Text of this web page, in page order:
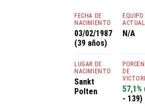
FECHA DE
NACIMIENTO
03/02/1987
(39 años)
LUGAR DE
NACIMIENTO
Sankt
Polten
EQUIPO
ACTUAL
N/A
DE
57,1%
- 139)